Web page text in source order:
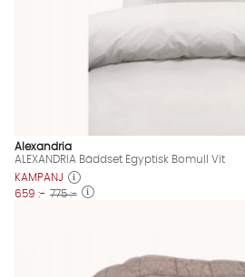
Alexandria
ALEXANDRIA Bäddset Egyptisk Bomull Vit
KAMPANJ
659 :- 775 :-